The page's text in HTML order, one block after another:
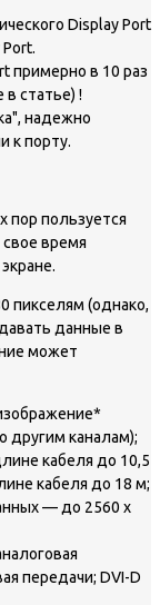
Display Port
примерно в 10 раз
статье) !
надежно
к порту.
пор пользуется
время
пикселям (однако,
данные в
может
другим каналам);
кабеля до 10,5
кабеля до 18 м;
— до 2560 х
передачи; DVI-D